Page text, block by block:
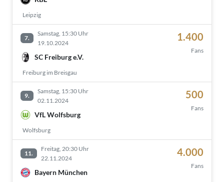
Leipzig
7.
Samstag, 15:30 Uhr
19.10.2024
SC Freiburg e.V.
Freiburg im Breisgau
1.400
Fans
9.
Samstag, 15:30 Uhr
02.11.2024
VfL Wolfsburg
Wolfsburg
500
Fans
11.
Freitag, 20:30 Uhr
22.11.2024
Bayern München
4.000
Fans